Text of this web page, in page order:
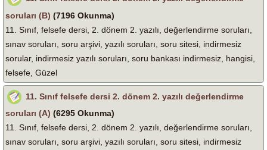
soruları (B) (7196 Okunma)
11. Sınıf, felsefe dersi, 2. dönem 2. yazılı, değerlendirme soruları,
sınav soruları, soru arşivi, yazılı soruları, soru sitesi, indirmesiz
sorular, indirmesiz yazılı soruları, soru bankası indirmesiz, hangisi,
felsefe, Güzel
11. Sınıf felsefe dersi 2. dönem 2. yazılı değerlendirme
soruları (A) (6295 Okunma)
11. Sınıf, felsefe dersi, 2. dönem 2. yazılı, değerlendirme soruları,
sınav soruları, soru arşivi, yazılı soruları, soru sitesi, indirmesiz